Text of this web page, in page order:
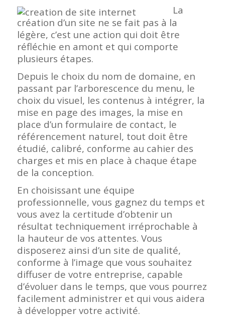
La
création d’un site ne se fait pas à la
légère, c’est une action qui doit être
réfléchie en amont et qui comporte
plusieurs étapes.
Depuis le choix du nom de domaine, en
passant par l’arborescence du menu, le
choix du visuel, les contenus à intégrer, la
mise en page des images, la mise en
place d’un formulaire de contact, le
référencement naturel, tout doit être
étudié, calibré, conforme au cahier des
charges et mis en place à chaque étape
de la conception.
En choisissant une équipe
professionnelle, vous gagnez du temps et
vous avez la certitude d’obtenir un
résultat techniquement irréprochable à
la hauteur de vos attentes. Vous
disposerez ainsi d’un site de qualité,
conforme à l’image que vous souhaitez
diffuser de votre entreprise, capable
d’évoluer dans le temps, que vous pourrez
facilement administrer et qui vous aidera
à développer votre activité.